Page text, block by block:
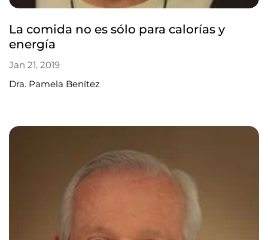
La comida no es sólo para calorías y
energía
Jan 21, 2019
Dra. Pamela Benítez